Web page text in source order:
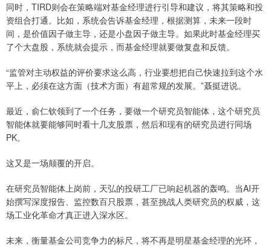
同时，TIRD则会在策略端对基金经理进行引导和建议，将其策略和投
资组合打通。比如，系统会告诉基金经理，根据测算，未来一段时
间，是价值因子做主导，还是小盘因子做主导。如果此时基金经理买
了个大盘股，系统就会提示，而基金经理就要做复盘和反馈。
“监管对主动权益的评价要求这么高，行业要想把自己快速拉到这个水
平上，必须在这方面（技术方面）有超常规的发展。”聂挺进说。
最近，俞仁钦领到了一个任务，要做一个研究员智能体，这个研究员
智能体就要能够同时看十几支股票，然后和现有的研究员进行同场
PK。
这又是一场颠覆的开启。
在研究员智能体上岗前，天弘的投研工厂已响起机器的轰鸣。当AI开
始撰写深度报告、监控数百只股票，甚至挑战人类研究员的权威，这
场工业化革命才真正进入深水区。
未来，衡量基金公司竞争力的标尺，将不再是明星基金经理的光环，